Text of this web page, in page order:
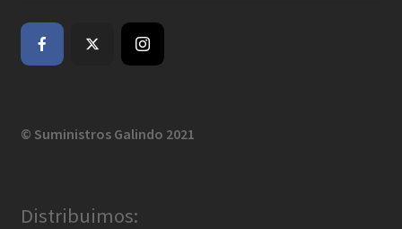
© Suministros Galindo 2021
Distribuimos: